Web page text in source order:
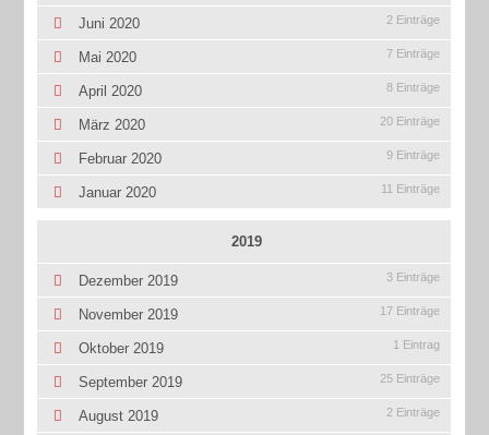
Juni 2020 2 Einträge
Mai 2020 7 Einträge
April 2020 8 Einträge
März 2020 20 Einträge
Februar 2020 9 Einträge
Januar 2020 11 Einträge
2019
Dezember 2019 3 Einträge
November 2019 17 Einträge
Oktober 2019 1 Eintrag
September 2019 25 Einträge
August 2019 2 Einträge